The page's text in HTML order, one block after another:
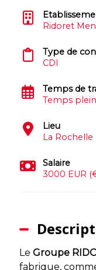
Ridoret
Type de
CDI
Temps de
Temps plein
Lieu
La Rochelle
Salaire
3000 EUR
Le Groupe
fabrique,